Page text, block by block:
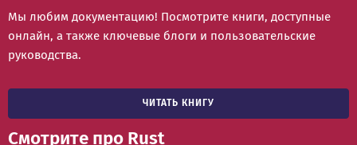
Мы любим документацию! Посмотрите книги, доступные
онлайн, а также ключевые блоги и пользовательские
руководства.
ЧИТАТЬ КНИГУ
Смотрите про Rust